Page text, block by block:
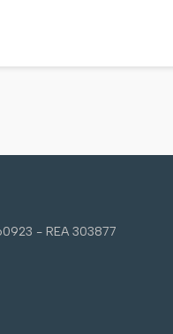
- REA 303877